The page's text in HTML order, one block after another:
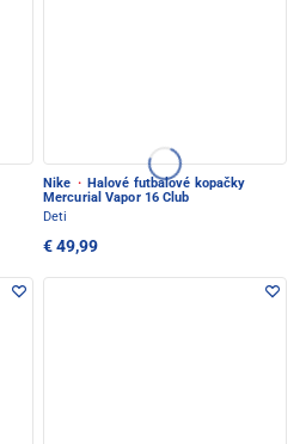
Nike · Halové futbalové kopačky
Mercurial Vapor 16 Club
Deti
€ 49,99